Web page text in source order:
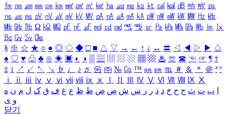
㎙ ㎚ ㎛ ㎜ ㎝ ㎞ ㎟ ㎠ ㎡ ㎢ ㏊ ㎍ ㎎ ㎏ ㏏ ㎈ ㎉ ㏈ ㎧ ㎨ ㎰
㎱ ㎲ ㎳ ㎴ ㎵ ㎶ ㎷ ㎸ ㎹ ㎀ ㎁ ㎂ ㎃ ㎄ ㎺ ㎻ ㎽ ㎾ ㎿ ㎐ ㎑
㎒ ㎓ ㎔ Ω ㏀ ㏁ ㎊ ㎋ ㎌ ㏖ ㏅ ㎭ ㎮ ㎯ ㏛ ㎩ ㎪ ㎫ ㎬ ㏝ ㏐
㏓
㏃ ㏉ ㏜ ㏆
§ ※ ☆ ★ ○ ● ◎ ◇ ◆ □ ■ △ ▽ → ← ↑ ↓ ↔ 〓 ◁ ◀ ▷ ▶ ♤
♠ ♡ ♥ ♧ ♣ ⊙ ◈ ▣ ◐ ◑ ▒ ▤ ▨ ▧ ▦ ▩ ♨ ☏ ☎ ☜ ☞ ¶ †
‡ ↕ ↗ ↙ ↖ ↘ ♭ ♩ ♪ ♬ ㉿ ㈜ № ㏇ ™ ㏂ ㏘ ℡ ＃ ＆ ＊ ＠ ª º
ⅰ
ⅱ ⅲ ⅳ ⅴ ⅵ ⅶ ⅷ ⅸ ⅹ Ⅳ Ⅴ Ⅵ Ⅶ Ⅷ Ⅸ Ⅹ
ب ت ث ج ح خ د ذ ر ز س ش ص ض ط ظ ع غ ف ق ک ل م ن ه
و ی
닫기